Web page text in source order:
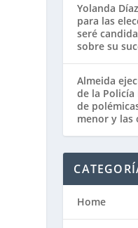
Yolanda
para las
seré
sobre su
Almeida
de la
de
menor y las
Home